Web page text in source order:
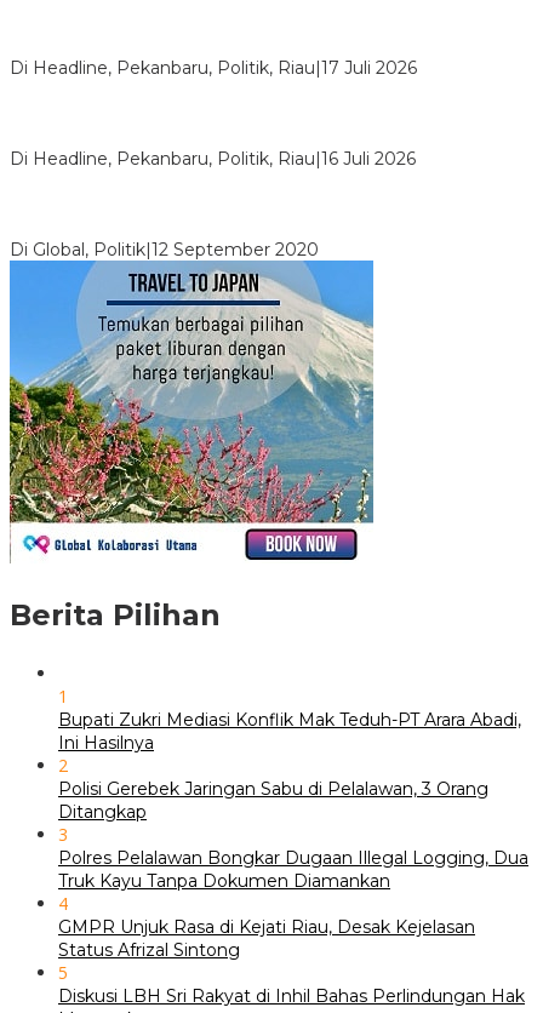
Di Headline, Pekanbaru, Politik, Riau|17 Juli 2026
Di Headline, Pekanbaru, Politik, Riau|16 Juli 2026
Di Global, Politik|12 September 2020
Berita Pilihan
1
Bupati Zukri Mediasi Konflik Mak Teduh-PT Arara Abadi,
Ini Hasilnya
2
Polisi Gerebek Jaringan Sabu di Pelalawan, 3 Orang
Ditangkap
3
Polres Pelalawan Bongkar Dugaan Illegal Logging, Dua
Truk Kayu Tanpa Dokumen Diamankan
4
GMPR Unjuk Rasa di Kejati Riau, Desak Kejelasan
Status Afrizal Sintong
5
Diskusi LBH Sri Rakyat di Inhil Bahas Perlindungan Hak